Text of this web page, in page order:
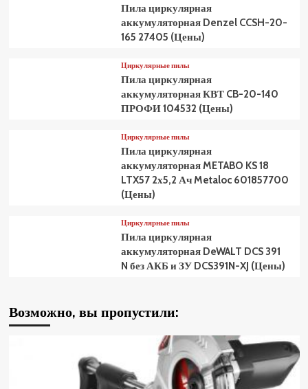
Пила циркулярная
аккумуляторная Denzel CCSH-20-
165 27405 (Цены)
Циркулярные пилы
Пила циркулярная
аккумуляторная КВТ CB-20-140
ПРОФИ 104532 (Цены)
Циркулярные пилы
Пила циркулярная
аккумуляторная METABO KS 18
LTX57 2х5,2 Ач Metaloc 601857700
(Цены)
Циркулярные пилы
Пила циркулярная
аккумуляторная DeWALT DCS 391
N без АКБ и ЗУ DCS391N-XJ (Цены)
Возможно, вы пропустили: